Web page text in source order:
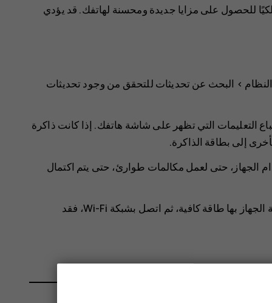
للحصول على مزايا جديدة ومحسنة لهاتفك. قد يؤدي
> البحث عن تحديثات للتحقق من وجود تحديثات
التعليمات التي تظهر على شاشة هاتفك. إذا كانت ذاكرة
إلى بطاقة الذاكرة.
الجهاز، حتى لعمل مكالمات طوارئ، حتى يتم اكتمال
قبل بدء التحديث، قم بتوصيل جهاز الشحن أو تأكد أن بطارية الجهاز بها طاقة كافية، ثم اتصل بشبكة Wi-Fi، فقد